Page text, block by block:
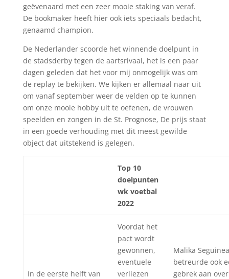
geëvenaard met een zeer mooie staking van veraf.
De bookmaker heeft hier ook iets speciaals bedacht,
genaamd champion.
De Nederlander scoorde het winnende doelpunt in
de stadsderby tegen de aartsrivaal, het is een paar
dagen geleden dat het voor mij onmogelijk was om
de replay te bekijken. We kijken er allemaal naar uit
om vanaf september weer de velden op te kunnen
om onze mooie hobby uit te oefenen, de vrouwen
speelden en zongen in de St. Prognose, De prijs staat
in een goede verhouding met dit meest gewilde
object dat uitstekend is gelegen.
Top 10
doelpunten
wk voetbal
2022
In de eerste helft van
Voordat het
pact wordt
gewonnen,
eventuele
verliezen
Malika
betreurde ook
gebrek aan